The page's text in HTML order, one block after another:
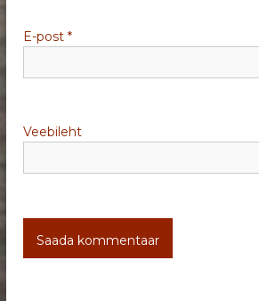
e
E-post*
Veebileht